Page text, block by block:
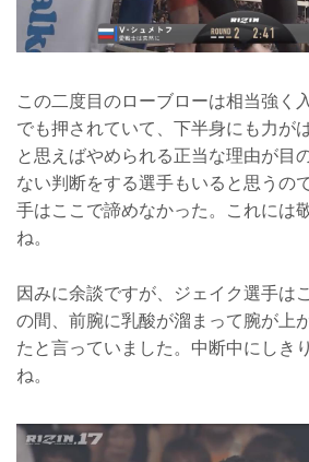
この二度目のローブローは相当強く
でも押されていて、下半身にも力が
と思えばやめられる正当な理由が目
ない判断をする選手もいると思うの
手はここで諦めなかった。これには
ね。
因みに余談ですが、ジェイク選手は
の間、前腕に乳酸が溜まって腕が上
たと言っていました。中断中にしき
ね。